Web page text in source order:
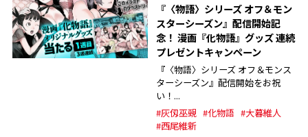
『〈物語〉シリーズ オフ＆モン
スターシーズン』配信開始記
念！ 漫画『化物語』グッズ 連続
プレゼントキャンペーン
『〈物語〉シリーズ オフ＆モンス
ターシーズン』配信開始をお祝
い！...
#灰仭巫覡 #化物語 #大暮維人
#西尾維新